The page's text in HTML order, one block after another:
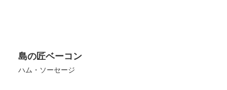
島の匠ベーコン
ハム・ソーセージ